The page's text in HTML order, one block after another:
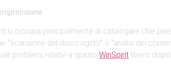
si occupa principalmente di catalogare i file
del disco rigido” o “analisi dei
problemi relativi a spazio WinSpirit libero